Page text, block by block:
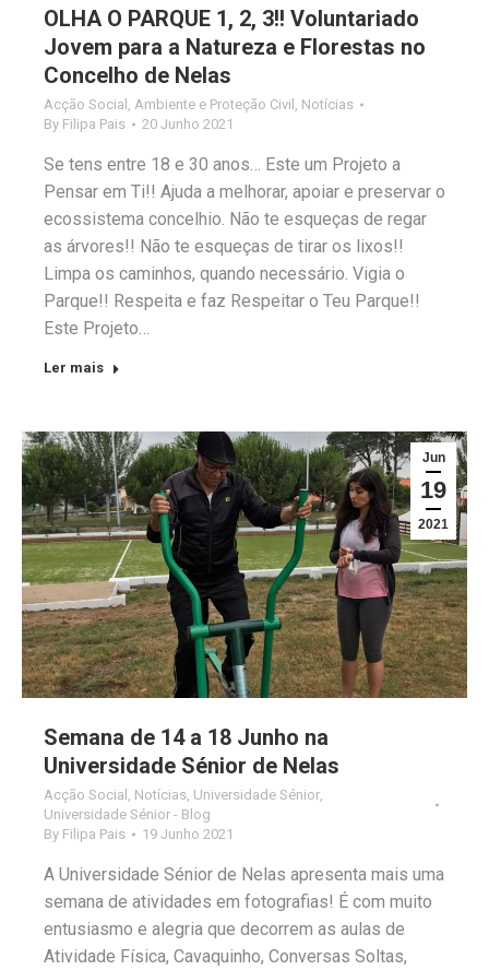
OLHA O PARQUE 1, 2, 3!! Voluntariado
Jovem para a Natureza e Florestas no
Concelho de Nelas
Acção Social Ambiente e Proteção Civil
Notícias
By Filipa Pais 20 Junho 2021
Se tens entre 18 e 30 anos… Este um Projeto a
Pensar em Ti!! Ajuda a melhorar, apoiar e preservar o
ecossistema concelhio. Não te esqueças de regar
as árvores!! Não te esqueças de tirar os lixos!!
Limpa os caminhos, quando necessário. Vigia o
Parque!! Respeita e faz Respeitar o Teu Parque!!
Este Projeto…
Ler mais
Jun
19
2021
Semana de 14 a 18 Junho na
Universidade Sénior de Nelas
Acção Social , Notícias, Universidade Sénior,
Universidade Sénior - Blog
By Filipa Pais 19 Junho 2021
A Universidade Sénior de Nelas apresenta mais uma
semana de atividades em fotografias! É com muito
entusiasmo e alegria que decorrem as aulas de
Atividade Física, Cavaquinho, Conversas Soltas,